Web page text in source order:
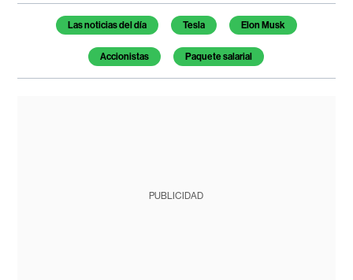
Temas de este artículo
Las noticias del día Tesla Elon Musk
Accionistas Paquete salarial
PUBLICIDAD